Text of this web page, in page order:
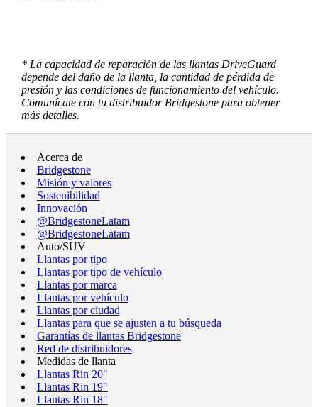
* La capacidad de reparación de las llantas DriveGuard
depende del daño de la llanta, la cantidad de pérdida de
presión y las condiciones de funcionamiento del vehículo.
Comunícate con tu distribuidor Bridgestone para obtener
más detalles.
Acerca de
Bridgestone
Misión y valores
Sostenibilidad
Innovación
@BridgestoneLatam
@BridgestoneLatam
Auto/SUV
Llantas por tipo
Llantas por tipo de vehículo
Llantas por marca
Llantas por vehículo
Llantas por ciudad
Llantas para que se ajusten a tu búsqueda
Garantías de llantas Bridgestone
Red de distribuidores
Medidas de llanta
Llantas Rin 20"
Llantas Rin 19"
Llantas Rin 18"